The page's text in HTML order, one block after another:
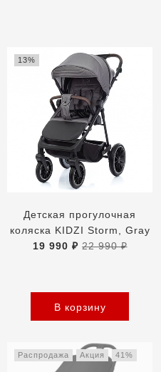
13%
Детская прогулочная
коляска KIDZI Storm, Gray
19 990 ₽ 22 990 ₽
В корзину
Распродажа Акция 41%